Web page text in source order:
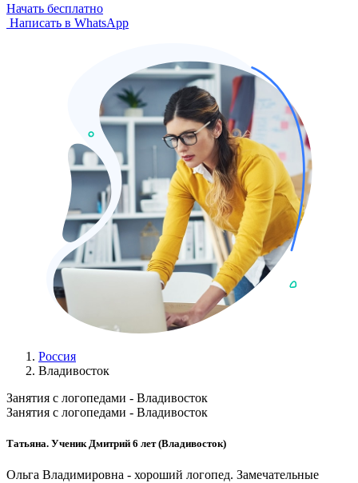
Начать бесплатно
Написать в WhatsApp
Россия
Владивосток
Занятия с логопедами - Владивосток
Занятия с логопедами - Владивосток
Татьяна. Ученик Дмитрий 6 лет (Владивосток)
Ольга Владимировна - хороший логопед. Замечательные